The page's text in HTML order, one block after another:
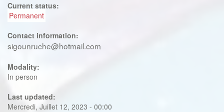
Current status:
Permanent
Contact information:
sigounruche@hotmail.com
Modality:
In person
Last updated:
Mercredi, Juillet 12, 2023 - 00:00